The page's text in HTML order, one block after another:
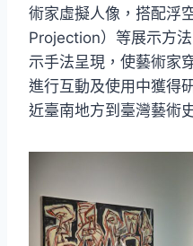
術家虛擬人像，搭配浮
Projection）等展示方
示手法呈現，使藝術家
進行互動及使用中獲得
近臺南地方到臺灣藝術